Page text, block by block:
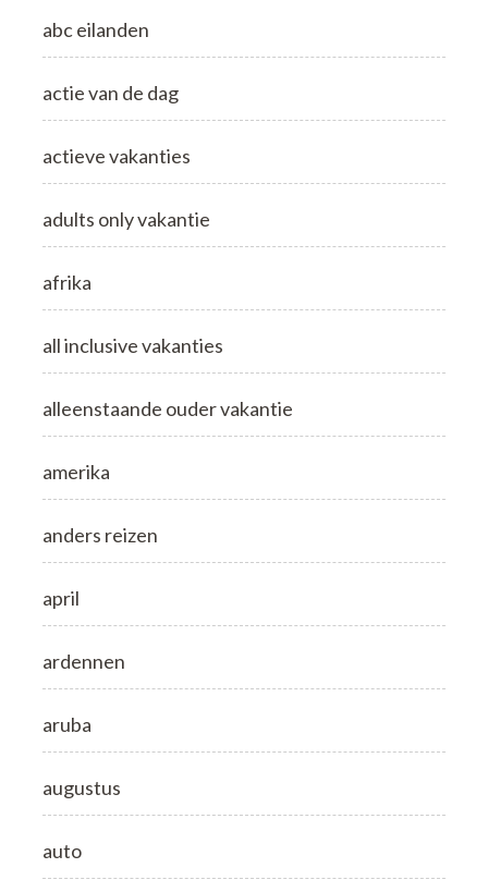
abc eilanden
actie van de dag
actieve vakanties
adults only vakantie
afrika
all inclusive vakanties
alleenstaande ouder vakantie
amerika
anders reizen
april
ardennen
aruba
augustus
auto